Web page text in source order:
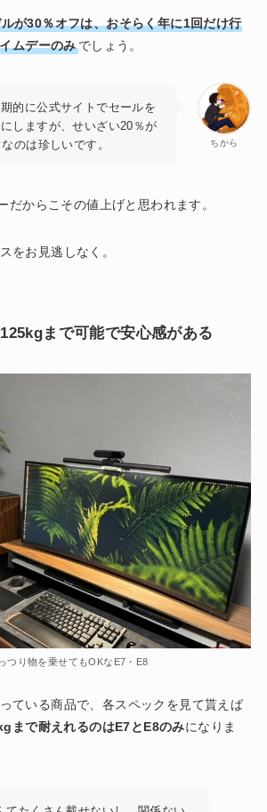
が30％オフは、おそらく年に1回だけ行
ムデーのみでしょう。
ちから
期的に公式サイトでセールを
しますが、せいざい20％が
のは珍しいです。
だからこその値上げと思われます。
をお見逃しなく。
まで可能で安心感がある
つり物を乗せてもOKなE7・E8
ている商品で、各スペックを見て貰えば
まで耐えれるのはE7とE8のみになりま